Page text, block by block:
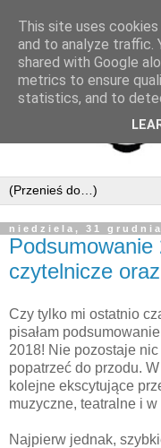
niedziela, 31 grudnia
czytelnicze
Czy tylko mi ostatnio
pisałam
2018! Nie pozostaje
popatrzeć do przodu.
kolejne ekscytujące
muzyczne, teatralne i
Najpierw jednak,
This site uses
and to analyze traffic.
shared with Google
metrics to ensure
statistics, and to